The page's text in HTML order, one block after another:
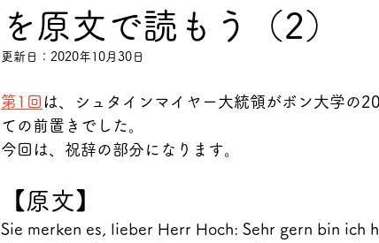
を原文で読もう（2）
更新日： 2020年10月30日
第1回 は、シュタインマイヤー大統領がボン大学の
ての前置きでした。
今回は、祝辞の部分になります。
【原文】
Sie merken es, lieber Herr Hoch: Sehr gern bin ich